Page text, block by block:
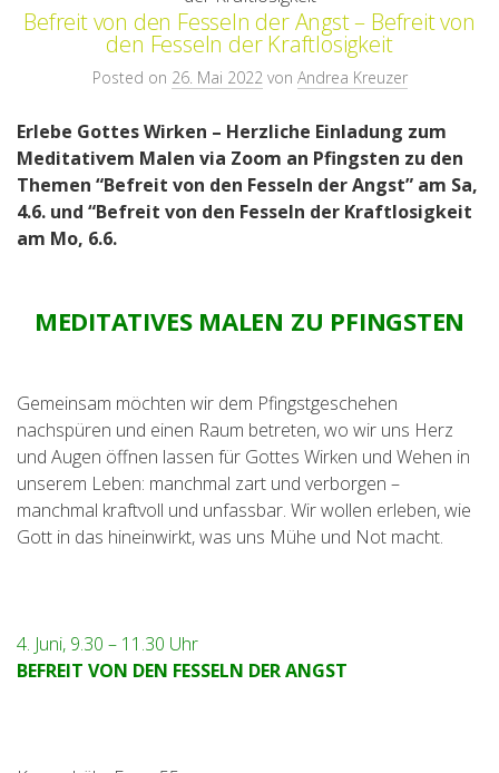
Befreit von den Fesseln der Angst – Befreit von
den Fesseln der Kraftlosigkeit
Posted on 26. Mai 2022 von Andrea Kreuzer
Erlebe Gottes Wirken – Herzliche Einladung zum
Meditativem Malen via Zoom an Pfingsten zu den
Themen “Befreit von den Fesseln der Angst” am Sa,
4.6. und “Befreit von den Fesseln der Kraftlosigkeit
am Mo, 6.6.
MEDITATIVES MALEN ZU PFINGSTEN
Gemeinsam möchten wir dem Pfingstgeschehen
nachspüren und einen Raum betreten, wo wir uns Herz
und Augen öffnen lassen für Gottes Wirken und Wehen in
unserem Leben: manchmal zart und verborgen –
manchmal kraftvoll und unfassbar. Wir wollen erleben, wie
Gott in das hineinwirkt, was uns Mühe und Not macht.
4. Juni, 9.30 – 11.30 Uhr
BEFREIT VON DEN FESSELN DER ANGST